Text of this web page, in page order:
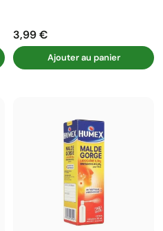
Prix
3,99 €
Ajouter au panier